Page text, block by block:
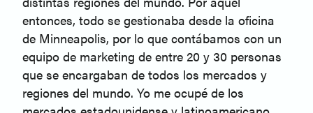
entonces, todo se gestionaba desde la oficina
de Minneapolis, por lo que contábamos con un
equipo de marketing de entre 20 y 30 personas
que se encargaban de todos los mercados y
regiones del mundo. Yo me ocupé de los